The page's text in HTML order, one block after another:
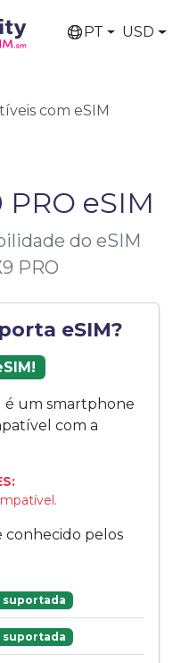
PT USD
com eSIM
eSIM
do eSIM
PRO
eSIM?
é um smartphone
com a
conhecido pelos
suportada
suportada